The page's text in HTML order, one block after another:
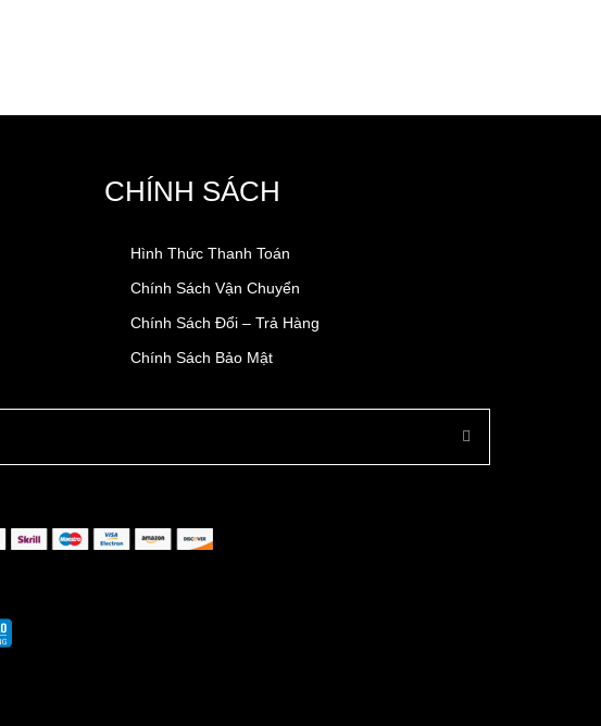
CHÍNH SÁCH
Hình Thức Thanh Toán
Chính Sách Vận Chuyển
Chính Sách Đổi – Trả Hàng
Chính Sách Bảo Mật